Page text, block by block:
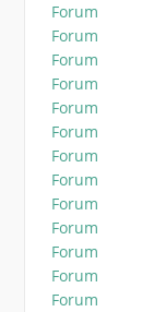
Forum
Forum
Forum
Forum
Forum
Forum
Forum
Forum
Forum
Forum
Forum
Forum
Forum